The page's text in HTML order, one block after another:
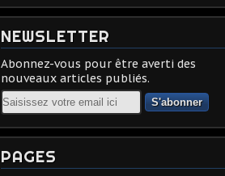
NEWSLETTER
Abonnez-vous pour être averti des
nouveaux articles publiés.
Email
PAGES